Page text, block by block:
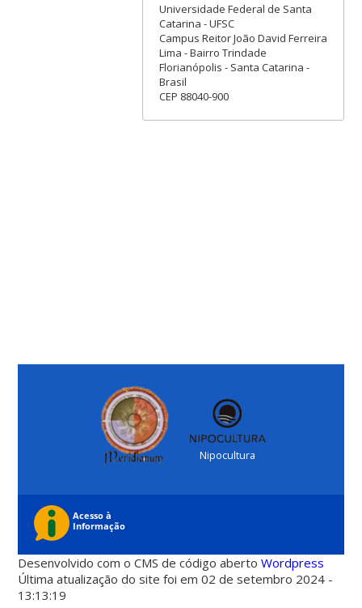
Universidade Federal de Santa
Catarina - UFSC
Campus Reitor João David Ferreira
Lima - Bairro Trindade
Florianópolis - Santa Catarina -
Brasil
CEP 88040-900
Nipocultura
Desenvolvido com o CMS de código abertoWordpress
Última atualização do site foi em 02 de setembro 2024 -
13:13:19